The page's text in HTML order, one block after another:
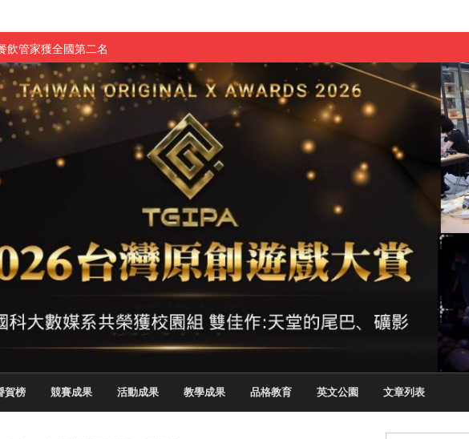
飲管家獲全國第二名
與青年學子溫馨對談 傳遞品格與智慧力量
生蛻變成金融新星
燃爆傳統與現代
遊戲大賞雙佳作
專廣播詞競賽英文組佳作
比賽」成績出爐
」 點亮智慧金融時代的跨域新局
索金融實習優勢
影展最高榮譽白金獎
戲抱回金點新秀獎
賀榜 競賽成果 活動成果 教學成果 品格教育 英文公園 文章列表